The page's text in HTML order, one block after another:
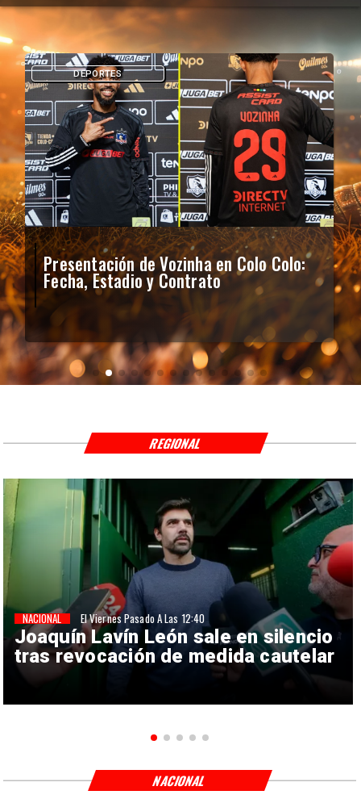
Presentación de Vozinha en Colo Colo:
Fecha, Estadio y Contrato
DEPORTES
Joaquín Lavín León sale en silencio
tras revocación de medida cautelar
NACIONAL El Viernes Pasado A Las 12:40
REGIONAL
NACIONAL